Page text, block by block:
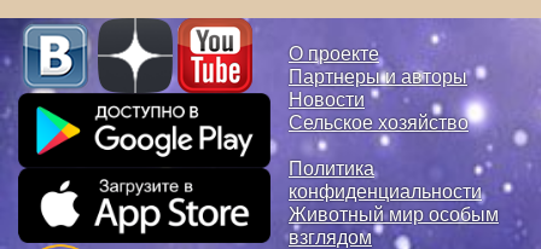
О проекте
Партнеры и авторы
Новости
Сельское хозяйство
Политика
конфиденциальности
Животный мир особым
взглядом